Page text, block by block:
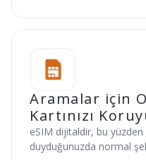
Aramalar için
Kartınızı
eSIM dijitaldir, bu yüzden
duyduğunuzda normal